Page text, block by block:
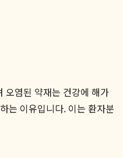
오염된 약재는 건강에 해가
는 이유입니다. 이는 환자분